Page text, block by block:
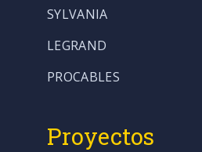
SYLVANIA
LEGRAND
PROCABLES
Proyectos